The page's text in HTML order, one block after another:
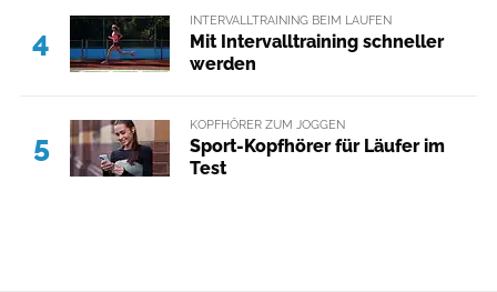
4
INTERVALLTRAINING BEIM LAUFEN
Mit Intervalltraining schneller
werden
5
KOPFHÖRER ZUM JOGGEN
Sport-Kopfhörer für Läufer im
Test